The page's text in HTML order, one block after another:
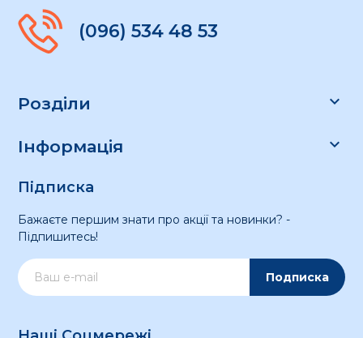
(096) 534 48 53
Розділи 
Інформація 
Підписка
Бажаєте першим знати про акції та новинки? -
Підпишитесь!
Подписка